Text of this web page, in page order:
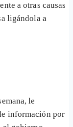
a otras causas
ligándola a
le
información por